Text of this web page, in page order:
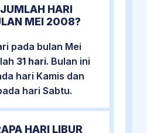
HARI
MEI 2008?
pada bulan Mei
31 hari. Bulan ini
hari Kamis dan
hari Sabtu.
HARI LIBUR